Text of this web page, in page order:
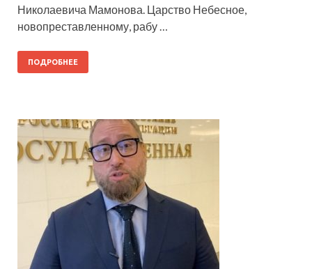
Николаевича Мамонова. Царство Небесное,
новопреставленному, рабу …
ПОДРОБНЕЕ